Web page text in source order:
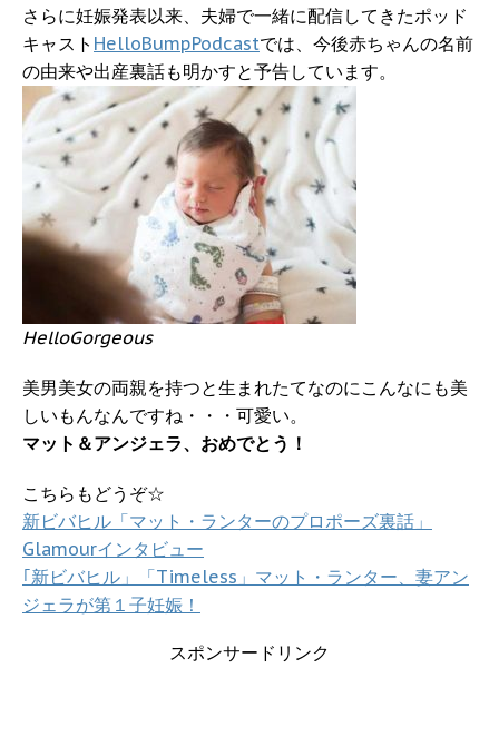
さらに妊娠発表以来、夫婦で一緒に配信してきたポッド
キャスト HelloBumpPodcastでは、今後赤ちゃんの名前
の由来や出産裏話も明かすと予告しています。
HelloGorgeous
美男美女の両親を持つと生まれたてなのにこんなにも美
しいもんなんですね・・・可愛い。
マット＆アンジェラ、おめでとう！
こちらもどうぞ☆
新ビバヒル「マット・ランターのプロポーズ裏話」
Glamourインタビュー
｢新ビバヒル」「Timeless」マット・ランター、妻アン
ジェラが第１子妊娠！
スポンサードリンク